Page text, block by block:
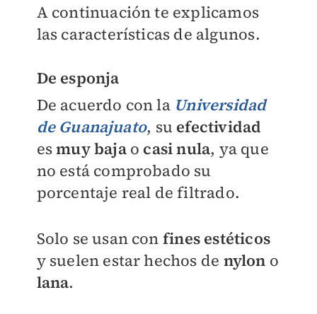
A continuación te explicamos
las características de algunos.
De esponja
De acuerdo con la Universidad
de Guanajuato, su efectividad
esmuy bajao casi nula, ya que
no está comprobado su
porcentaje real de filtrado.
Solo se usan con fines estéticos
y suelen estar hechos de nylon o
lana.